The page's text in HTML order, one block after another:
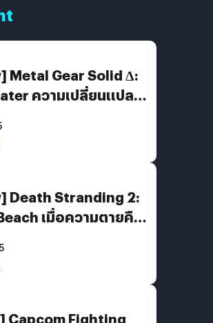
Metal Gear Solid Δ:
ความเปลี่ยนแปลง
Death Stranding 2:
เมื่อความตายคือ
ยของมนุษย์
Capcom Fighting